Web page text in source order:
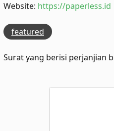
Website: https://paperless.id
featured
Surat yang berisi perjanjian